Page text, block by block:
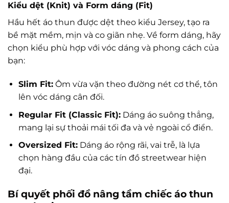
Kiểu dệt (Knit) và Form dáng (Fit)
Hầu hết áo thun được dệt theo kiểu Jersey, tạo ra
bề mặt mềm, mịn và co giãn nhẹ. Về form dáng, hãy
chọn kiểu phù hợp với vóc dáng và phong cách của
bạn:
Slim Fit:Ôm vừa vặn theo đường nét cơ thể, tôn
lên vóc dáng cân đối.
Regular Fit (Classic Fit):Dáng áo suông thẳng,
mang lại sự thoải mái tối đa và vẻ ngoài cổ điển.
Oversized Fit:Dáng áo rộng rãi, vai trễ, là lựa
chọn hàng đầu của các tín đồ streetwear hiện
đại.
Bí quyết phối đồ nâng tầm chiếc áo thun